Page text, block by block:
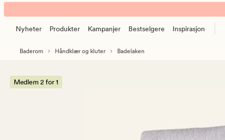
Leona
håndkle
banner.
Klikk
pause.
Nyheter Produkter Kampanjer Bestselgere Inspirasjon
Baderom Håndklær og kluter Badelaken
Medlem 2 for 1